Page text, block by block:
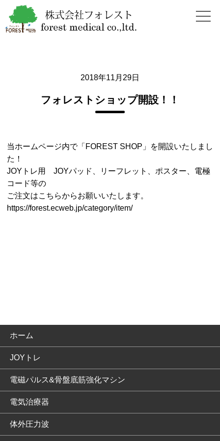
2018年11月29日
フォレストショップ開設！！
当ホームページ内で「FOREST SHOP」を開設いたしまし
た！
JOYトレ用 JOYパッド、リーフレット、ポスター、電極
コード等の
ご注文はこちらからお願いいたします。
https://forest.ecweb.jp/category/item/
ホーム
JOYトレ
電磁パルス&骨盤底筋強化マシン
電気治療器
体外圧力波